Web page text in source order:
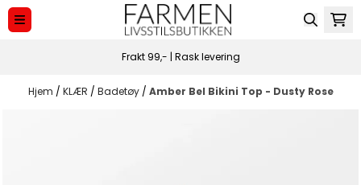
Hopp til innhold
Frakt 99,- | Rask levering
Hjem / KLÆR / Badetøy / Amber Bel Bikini Top - Dusty Rose